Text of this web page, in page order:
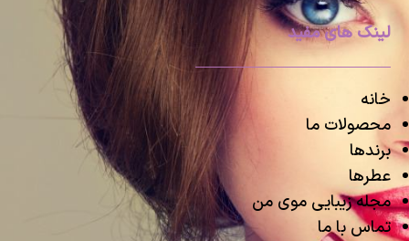
لینک های مفید
خانه
محصولات ما
برندها
عطرها
مجله زیبایی موی من
تماس با ما